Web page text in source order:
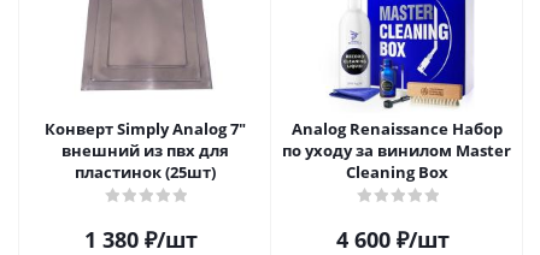
Конверт Simply Analog 7"
внешний из пвх для
пластинок (25шт)
1 380₽/шт
Analog Renaissance Набор
по уходу за винилом Master
Cleaning Box
4 600₽/шт